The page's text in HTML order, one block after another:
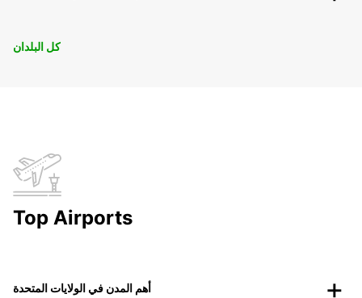
كل البلدان
Top Airports
أهم المدن في الولايات المتحدة